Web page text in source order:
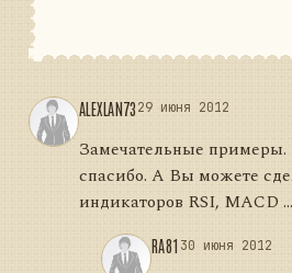
ALEXLAN7329 июня 2012
Замечательные
спасибо. А Вы можете
индикаторов RSI, MACD
RA81 30 июня 2012